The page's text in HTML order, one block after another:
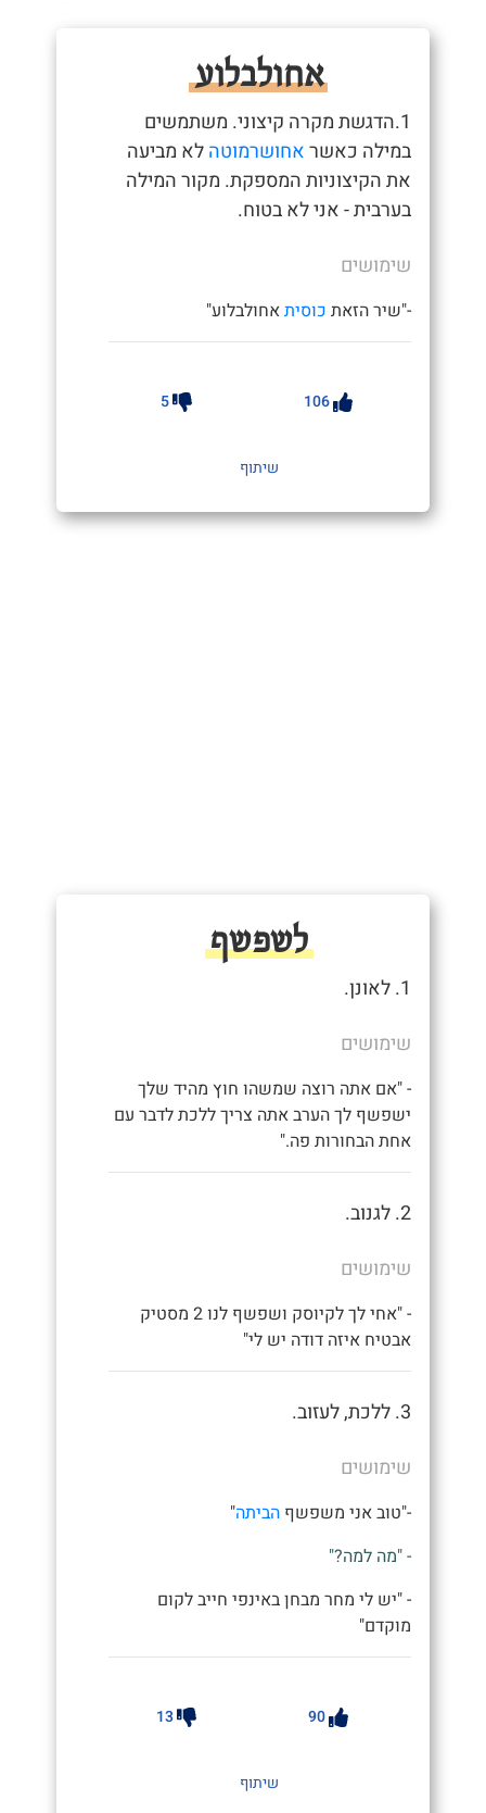
אחולבלוע
1.הדגשת מקרה קיצוני. משתמשים
במילה כאשראחושרמוטהלא מביעה
את הקיצוניות המספקת. מקור המילה
בערבית - אני לא בטוח.
שימושים
-"שיר הזאת כוסיתאחולבלוע"
106
5
שיתוף
לשפשף
1. לאונן.
שימושים
- "אם אתה רוצה שמשהו חוץ מהיד שלך
ישפשף לך הערב אתה צריך ללכת לדבר עם
אחת הבחורות פה."
2. לגנוב.
שימושים
- "אחי לך לקיוסק ושפשף לנו 2 מסטיק
אבטיח איזה דודה יש לי"
3. ללכת, לעזוב.
שימושים
-"טוב אני משפשףהביתה"
- "מה למה?"
- "יש לי מחר מבחן באינפי חייב לקום
מוקדם"
90
13
שיתוף